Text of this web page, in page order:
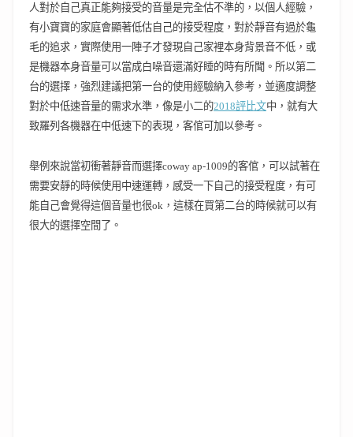
人對於自己真正能夠接受的音量是完全估不準的，以個人經驗，
有小寶寶的家庭會顯著低估自己的接受程度，對於靜音有過於龜
毛的追求，實際使用一陣子才發現自己家裡本身背景音不低，或
是機器本身音量可以當成白噪音還滿好睡的時有所聞。所以第二
台的選擇，強烈建議把第一台的使用經驗納入參考，並適度調整
對於中低速音量的需求水準， 像是小二的2018評比文中，就有大
致羅列各機器在中低速下的表現，客倌可加以參考。
舉例來說當初衝著靜音而選擇coway ap-1009的客倌，可以試著在
需要安靜的時候使用中速運轉，感受一下自己的接受程度，有可
能自己會覺得這個音量也很ok，這樣在買第二台的時候就可以有
很大的選擇空間了。